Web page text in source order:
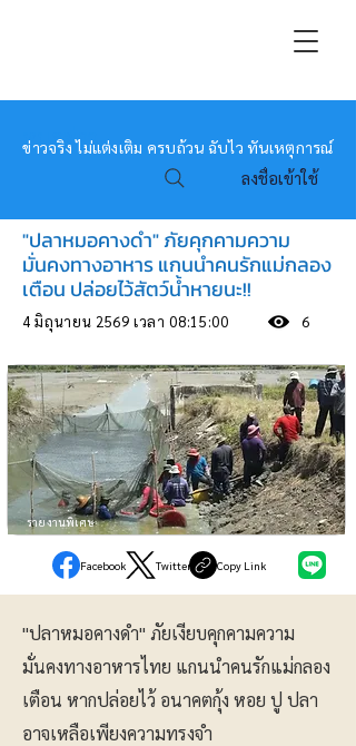
หมอข่าว
ข่าวจริง ไม่แต่งเติม ครบถ้วน ฉับไว ทันเหตุการณ์
ลงชื่อเข้าใช้
"ปลาหมอคางดำ" ภัยคุกคามความ
มั่นคงทางอาหาร แกนนำคนรักแม่กลอง
เตือน ปล่อยไว้สัตว์น้ำหายนะ!!
4 มิถุนายน 2569 เวลา 08:15:00 6
รายงานพิเศษ
Facebook Twitter Copy Link
"ปลาหมอคางดำ" ภัยเงียบคุกคามความ
มั่นคงทางอาหารไทย แกนนำคนรักแม่กลอง
เตือน หากปล่อยไว้ อนาคตกุ้ง หอย ปู ปลา
อาจเหลือเพียงความทรงจำ